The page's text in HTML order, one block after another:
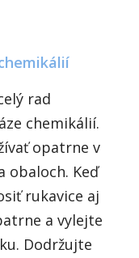
rad
chemikálií.
opatrne v
obaloch. Keď
rukavice aj
a vylejte
Dodržujte